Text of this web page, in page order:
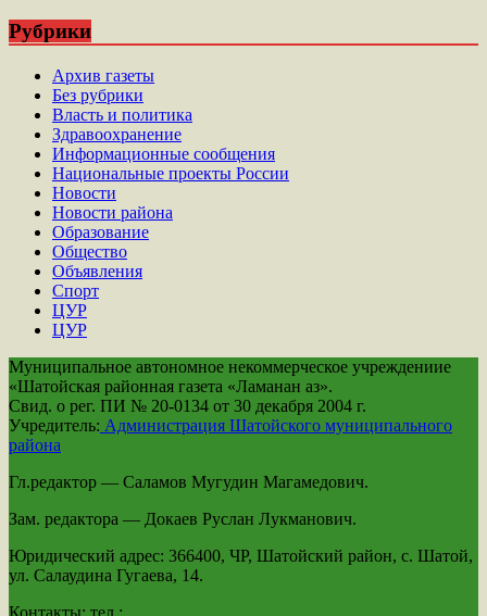
Рубрики
Архив газеты
Без рубрики
Власть и политика
Здравоохранение
Информационные сообщения
Национальные проекты России
Новости
Новости района
Образование
Общество
Объявления
Спорт
ЦУР
ЦУР
Муниципальное автономное некоммерческое учреждениие
«Шатойская районная газета «Ламанан аз».
Свид. о рег. ПИ № 20-0134 от 30 декабря 2004 г.
Учредитель: Администрация Шатойского муниципального
района
Гл.редактор — Саламов Мугудин Магамедович.
Зам. редактора — Докаев Руслан Лукманович.
Юридический адрес: 366400, ЧР, Шатойский район, с. Шатой,
ул. Салаудина Гугаева, 14.
Контакты: тел.: